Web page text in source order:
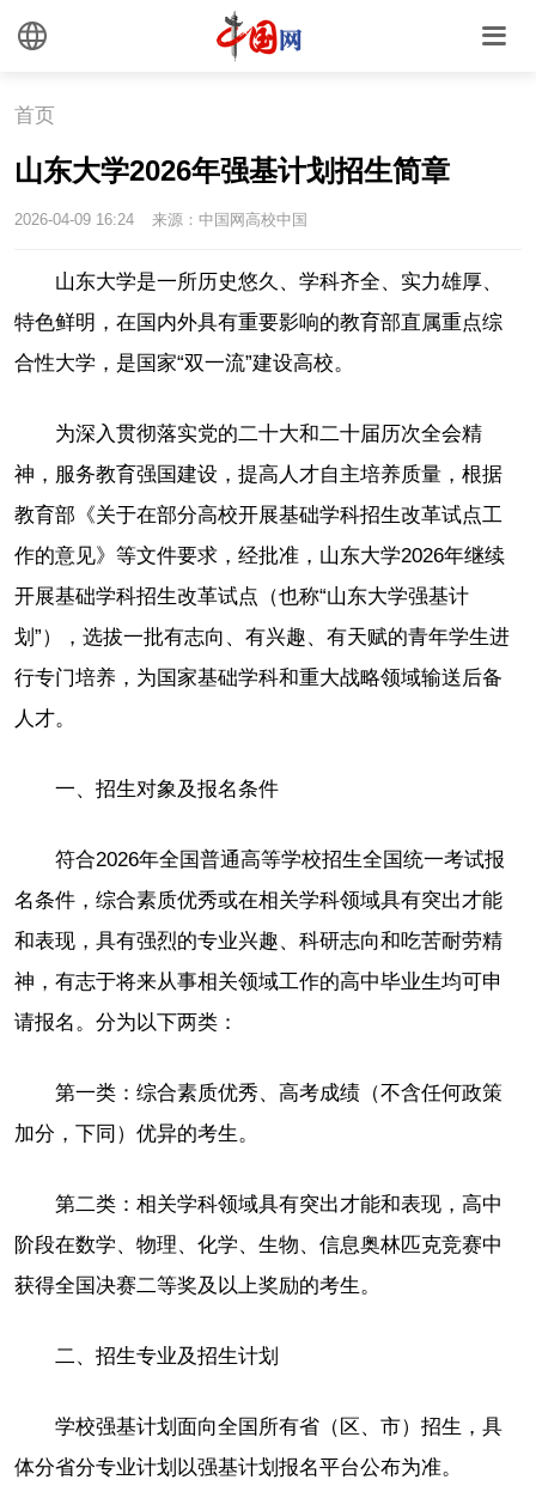
首页
山东大学2026年强基计划招生简章
2026-04-09 16:24 来源：中国网高校中国
山东大学是一所历史悠久、学科齐全、实力雄厚、
特色鲜明，在国内外具有重要影响的教育部直属重点综
合性大学，是国家“双一流”建设高校。
为深入贯彻落实党的二十大和二十届历次全会精
神，服务教育强国建设，提高人才自主培养质量，根据
教育部《关于在部分高校开展基础学科招生改革试点工
作的意见》等文件要求，经批准，山东大学2026年继续
开展基础学科招生改革试点（也称“山东大学强基计
划”），选拔一批有志向、有兴趣、有天赋的青年学生进
行专门培养，为国家基础学科和重大战略领域输送后备
人才。
一、招生对象及报名条件
符合2026年全国普通高等学校招生全国统一考试报
名条件，综合素质优秀或在相关学科领域具有突出才能
和表现，具有强烈的专业兴趣、科研志向和吃苦耐劳精
神，有志于将来从事相关领域工作的高中毕业生均可申
请报名。分为以下两类：
第一类：综合素质优秀、高考成绩（不含任何政策
加分，下同）优异的考生。
第二类：相关学科领域具有突出才能和表现，高中
阶段在数学、物理、化学、生物、信息奥林匹克竞赛中
获得全国决赛二等奖及以上奖励的考生。
二、招生专业及招生计划
学校强基计划面向全国所有省（区、市）招生，具
体分省分专业计划以强基计划报名平台公布为准。